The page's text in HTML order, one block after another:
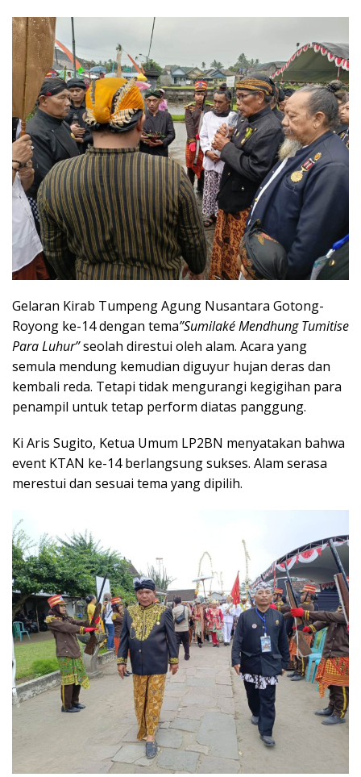
Gelaran Kirab Tumpeng Agung Nusantara Gotong-
Royong ke-14 dengan tema”Sumilaké Mendhung Tumitise
Para Luhur”seolah direstui oleh alam. Acara yang
semula mendung kemudian diguyur hujan deras dan
kembali reda. Tetapi tidak mengurangi kegigihan para
penampil untuk tetap perform diatas panggung.
Ki Aris Sugito, Ketua Umum LP2BN menyatakan bahwa
event KTAN ke-14 berlangsung sukses. Alam serasa
merestui dan sesuai tema yang dipilih.